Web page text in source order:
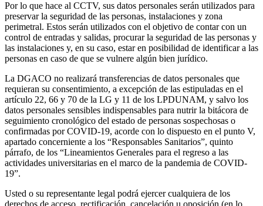
Por lo que hace al CCTV, sus datos personales serán utilizados para
preservar la seguridad de las personas, instalaciones y zona
perimetral. Estos serán utilizados con el objetivo de contar con un
control de entradas y salidas, procurar la seguridad de las personas y
las instalaciones y, en su caso, estar en posibilidad de identificar a las
personas en caso de que se vulnere algún bien jurídico.
La DGACO no realizará transferencias de datos personales que
requieran su consentimiento, a excepción de las estipuladas en el
artículo 22, 66 y 70 de la LG y 11 de los LPDUNAM, y salvo los
datos personales sensibles indispensables para nutrir la bitácora de
seguimiento cronológico del estado de personas sospechosas o
confirmadas por COVID-19, acorde con lo dispuesto en el punto V,
apartado concerniente a los “Responsables Sanitarios”, quinto
párrafo, de los “Lineamientos Generales para el regreso a las
actividades universitarias en el marco de la pandemia de COVID-
19”.
Usted o su representante legal podrá ejercer cualquiera de los